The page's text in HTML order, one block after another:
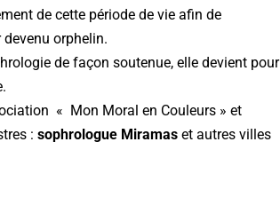
de cette période de vie afin de
orphelin.
de façon soutenue, elle devient pour
« Mon Moral en Couleurs » et
: sophrologue Miramas et autres villes